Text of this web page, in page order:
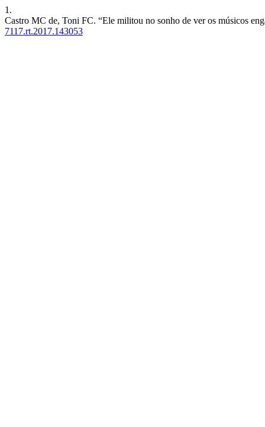
1.
Castro MC de, Toni FC. “Ele militou no sonho de ver os músicos
7117.rt.2017.143053